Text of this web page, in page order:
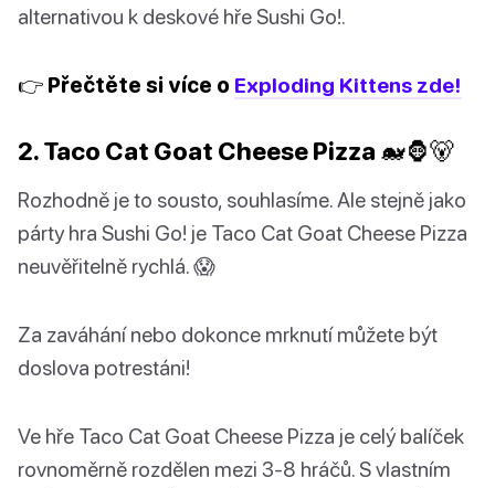
alternativou k deskové hře Sushi Go!.
👉 Přečtěte si více o Exploding Kittens zde!
2. Taco Cat Goat Cheese Pizza 🐋🦍🐻
Rozhodně je to sousto, souhlasíme. Ale stejně jako
párty hra Sushi Go! je Taco Cat Goat Cheese Pizza
neuvěřitelně rychlá. 😱
Za zaváhání nebo dokonce mrknutí můžete být
doslova potrestáni!
Ve hře Taco Cat Goat Cheese Pizza je celý balíček
rovnoměrně rozdělen mezi 3-8 hráčů. S vlastním